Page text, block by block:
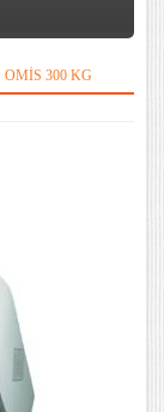
OMIS 300 KG